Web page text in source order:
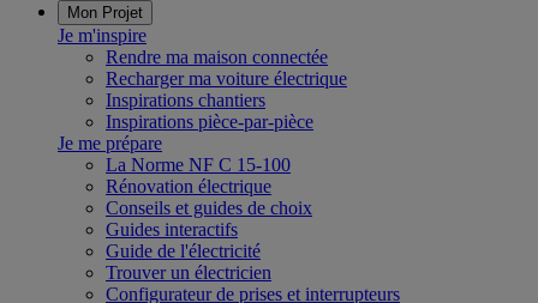
Mon Projet
Je m'inspire
Rendre ma maison connectée
Recharger ma voiture électrique
Inspirations chantiers
Inspirations pièce-par-pièce
Je me prépare
La Norme NF C 15-100
Rénovation électrique
Conseils et guides de choix
Guides interactifs
Guide de l'électricité
Trouver un électricien
Configurateur de prises et interrupteurs